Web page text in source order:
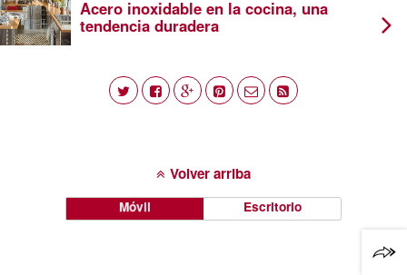
Acero inoxidable en la cocina, una
tendencia duradera
Volver arriba
Móvil Escritorio